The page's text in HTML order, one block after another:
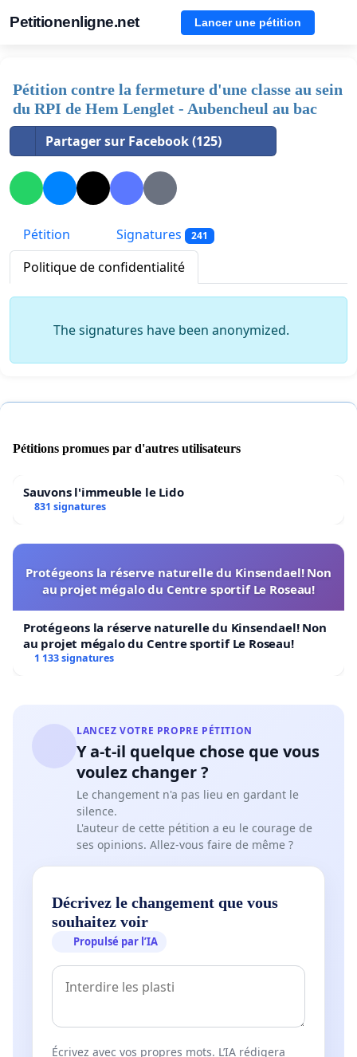
Petitionenligne.net Lancer une pétition
Pétition contre la fermeture d'une classe au sein
du RPI de Hem Lenglet - Aubencheul au bac
Partager sur Facebook (125)
Pétition Signatures 241
Politique de confidentialité
The signatures have been anonymized.
Pétitions promues par d'autres utilisateurs
Sauvons l'immeuble le Lido
831 signatures
Protégeons la réserve naturelle du Kinsendael! Non
au projet mégalo du Centre sportif Le Roseau!
Protégeons la réserve naturelle du Kinsendael! Non
au projet mégalo du Centre sportif Le Roseau!
1 133 signatures
LANCEZ VOTRE PROPRE PÉTITION
Y a-t-il quelque chose que vous
voulez changer ?
Le changement n'a pas lieu en gardant le
silence.
L'auteur de cette pétition a eu le courage de
ses opinions. Allez-vous faire de même ?
Décrivez le changement que vous
souhaitez voir
Propulsé par l’IA
Écrivez avec vos propres mots. L’IA rédigera